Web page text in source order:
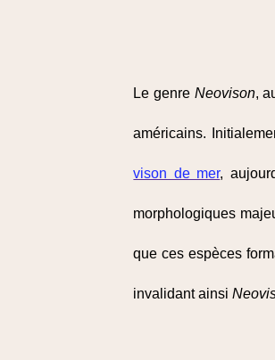
Le genre Neovison,
américains.
vison de mer,
morphologiques
que ces espèces
invalidant ainsi